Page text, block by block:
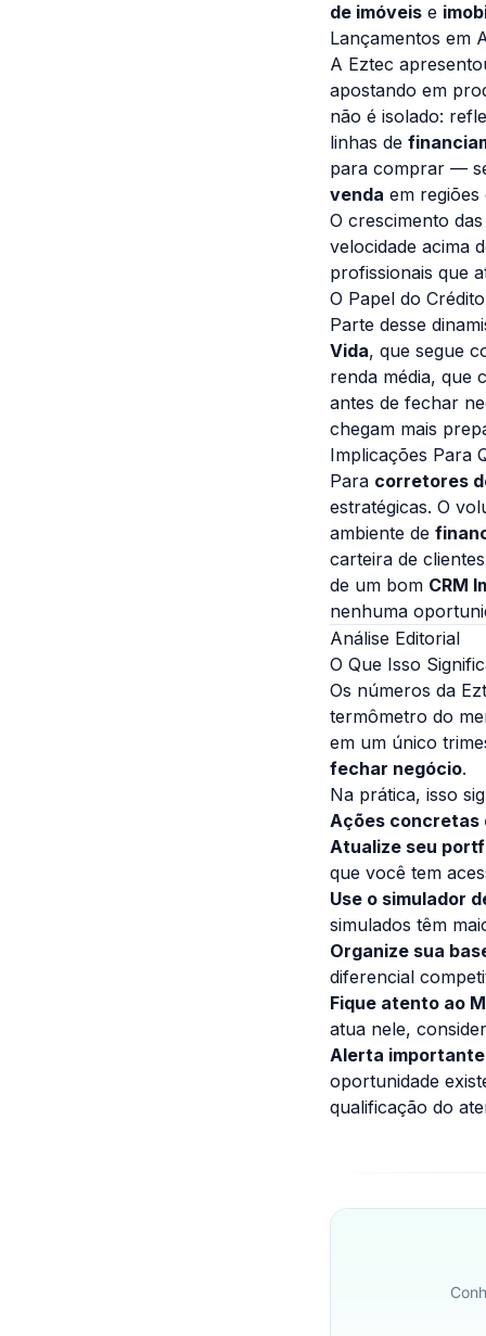
de imóveis e
Lançamentos em
A Eztec
apostando em
não é isolado:
linhas de
para comprar —
venda em regiões
O crescimento
velocidade acima
profissionais que
O Papel do
Parte desse
Vida, que segue
renda média, que
antes de fechar
chegam mais
Implicações Para
Para corretores
estratégicas. O
ambiente de
carteira de
de um bom CRM
nenhuma
Análise Editorial
O Que Isso
Os números da
termômetro do
em um único
fechar negócio.
Na prática, isso
Ações concretas
Atualize seu
que você tem
Use o simulador
simulados têm
Organize sua
diferencial
Fique atento ao
atua nele,
Alerta
oportunidade
qualificação do